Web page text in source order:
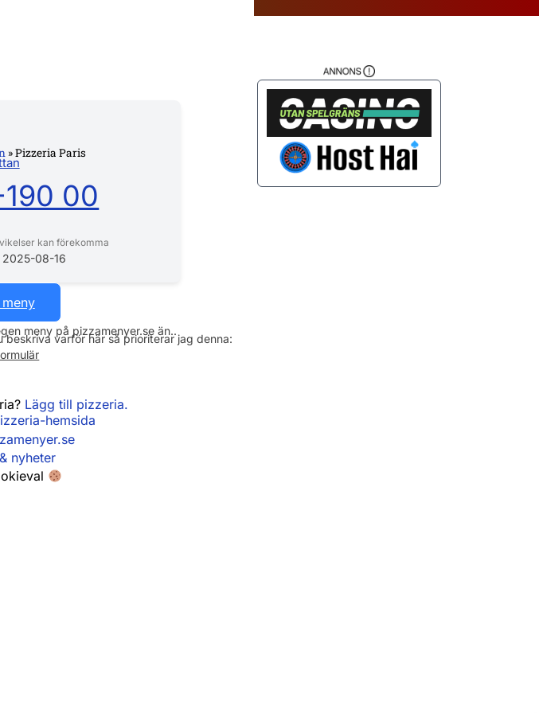
»Pizzeria Paris
00
11:00 - 21:00
11:00 - 21:00
11:00 - 21:00
11:00 - 21:00
11:00 - 21:00
kan förekomma
08-16
meny på pizzamenyer.se än..
varför här så prioriterar jag denna:
Lägg till pizzeria.
hemsida
nyheter